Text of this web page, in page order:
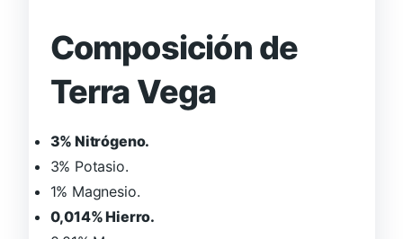
Composición de
Terra Vega
3% Nitrógeno.
3% Potasio.
1% Magnesio.
0,014% Hierro.